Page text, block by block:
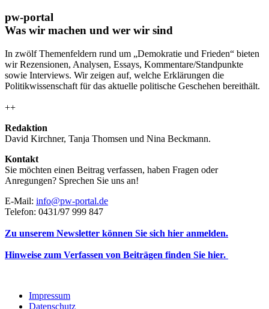
pw-portal
Was wir machen und wer wir sind
In zwölf Themenfeldern rund um „Demokratie und Frieden“ bieten
wir Rezensionen, Analysen, Essays, Kommentare/Standpunkte
sowie Interviews. Wir zeigen auf, welche Erklärungen die
Politikwissenschaft für das aktuelle politische Geschehen bereithält.
++
Redaktion
David Kirchner, Tanja Thomsen und Nina Beckmann.
Kontakt
Sie möchten einen Beitrag verfassen, haben Fragen oder
Anregungen? Sprechen Sie uns an!
E-Mail: info@pw-portal.de
Telefon: 0431/97 999 847
Zu unserem Newsletter können Sie sich hier anmelden.
Hinweise zum Verfassen von Beiträgen finden Sie hier.
Impressum
Datenschutz